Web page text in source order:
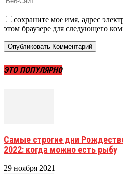
сохраните мое имя, адрес
этом браузере для следующего
ЭТО ПОПУЛЯРНО
Самые строгие дни
2022: когда можно есть рыбу
29 ноября 2021